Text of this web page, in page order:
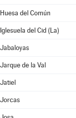
Huesa del Común
Iglesuela del Cid (La)
Jabaloyas
Jarque de la Val
Jatiel
Jorcas